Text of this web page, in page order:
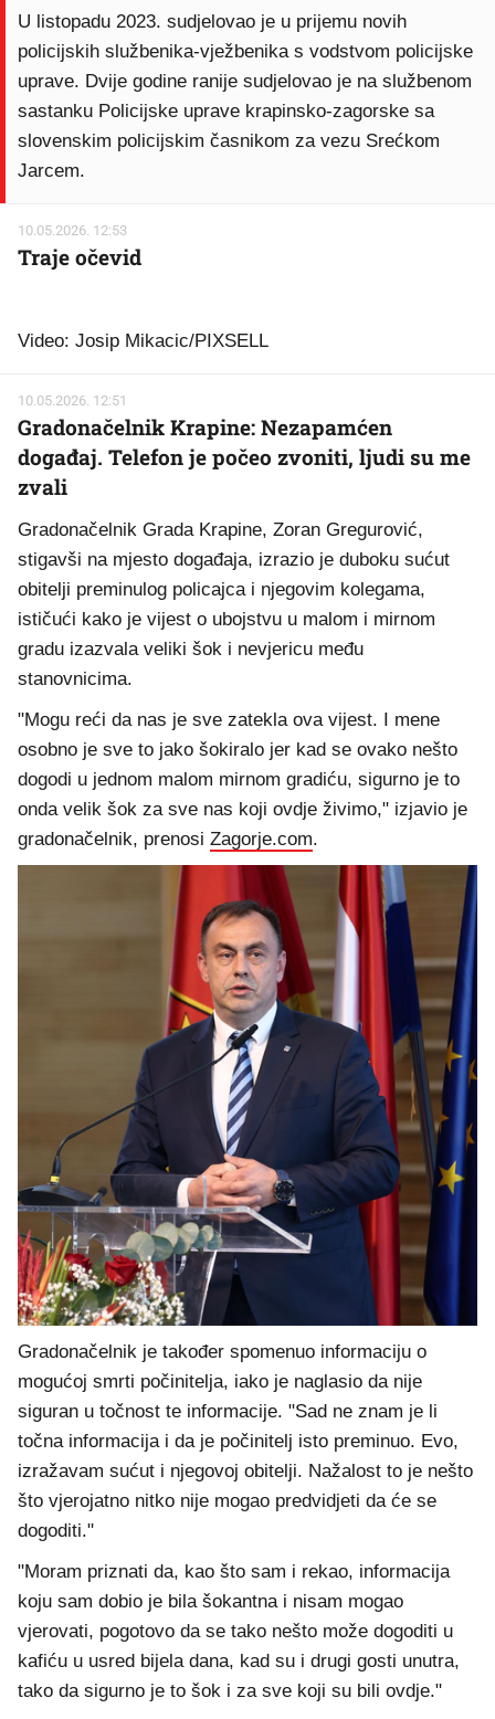
U listopadu 2023. sudjelovao je u prijemu novih
policijskih službenika-vježbenika s vodstvom policijske
uprave. Dvije godine ranije sudjelovao je na službenom
sastanku Policijske uprave krapinsko-zagorske sa
slovenskim policijskim časnikom za vezu Srećkom
Jarcem.
10.05.2026. 12:53
Traje očevid
Video: Josip Mikacic/PIXSELL
10.05.2026. 12:51
Gradonačelnik Krapine: Nezapamćen
događaj. Telefon je počeo zvoniti, ljudi su me
zvali
Gradonačelnik Grada Krapine, Zoran Gregurović,
stigavši na mjesto događaja, izrazio je duboku sućut
obitelji preminulog policajca i njegovim kolegama,
ističući kako je vijest o ubojstvu u malom i mirnom
gradu izazvala veliki šok i nevjericu među
stanovnicima.
"Mogu reći da nas je sve zatekla ova vijest. I mene
osobno je sve to jako šokiralo jer kad se ovako nešto
dogodi u jednom malom mirnom gradiću, sigurno je to
onda velik šok za sve nas koji ovdje živimo," izjavio je
gradonačelnik, prenosi Zagorje.com.
Gradonačelnik je također spomenuo informaciju o
mogućoj smrti počinitelja, iako je naglasio da nije
siguran u točnost te informacije. "Sad ne znam je li
točna informacija i da je počinitelj isto preminuo. Evo,
izražavam sućut i njegovoj obitelji. Nažalost to je nešto
što vjerojatno nitko nije mogao predvidjeti da će se
dogoditi."
"Moram priznati da, kao što sam i rekao, informacija
koju sam dobio je bila šokantna i nisam mogao
vjerovati, pogotovo da se tako nešto može dogoditi u
kafiću u usred bijela dana, kad su i drugi gosti unutra,
tako da sigurno je to šok i za sve koji su bili ovdje."